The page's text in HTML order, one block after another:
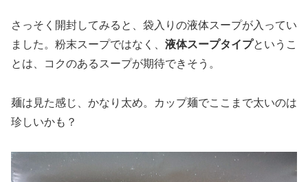
さっそく開封してみると、袋入りの液体スープが入ってい
ました。粉末スープではなく、 液体スープタイプというこ
とは、コクのあるスープが期待できそう。
麺は見た感じ、かなり太め。カップ麺でここまで太いのは
珍しいかも？